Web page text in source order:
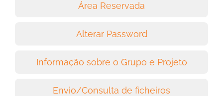
Área Reservada
Alterar Password
Informação sobre o Grupo e Projeto
Envio/Consulta de ficheiros